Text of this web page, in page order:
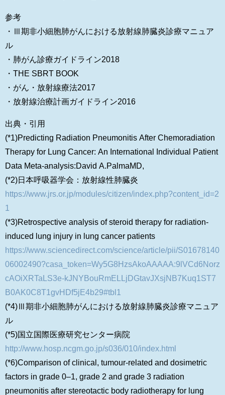
参考
・Ⅲ期非小細胞肺がんにおける放射線肺臓炎診療マニュア
ル
・肺がん診療ガイドライン2018
・THE SBRT BOOK
・がん・放射線療法2017
・放射線治療計画ガイドライン2016
出典・引用
(*1)Predicting Radiation Pneumonitis After Chemoradiation
Therapy for Lung Cancer: An International Individual Patient
Data Meta-analysis:David A.PalmaMD,
(*2)日本呼吸器学会：放射線性肺臓炎
https://www.jrs.or.jp/modules/citizen/index.php?content_id=2
1
(*3)Retrospective analysis of steroid therapy for radiation-
induced lung injury in lung cancer patients
https://www.sciencedirect.com/science/article/pii/S01678140
06002490?casa_token=Wy5G8HzsAkoAAAAA:9lVCd6Norz
cAOiXRTaLS3e-kJNYBouRmELLjDGtavJXsjNB7Kuq1ST7
B0AK0C8T1gvHDf5jE4b29#tbl1
(*4)Ⅲ期非小細胞肺がんにおける放射線肺臓炎診療マニュア
ル
(*5)国立国際医療研究センター病院
http://www.hosp.ncgm.go.jp/s036/010/index.html
(*6)Comparison of clinical, tumour-related and dosimetric
factors in grade 0–1, grade 2 and grade 3 radiation
pneumonitis after stereotactic body radiotherapy for lung